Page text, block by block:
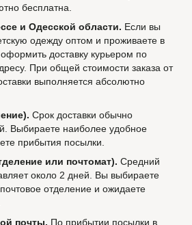
бесплатна.
и Одесской области. Если вы
одежду оптом и проживаете в
доставку курьером по
При общей стоимости заказа от
выполняется абсолютно
Срок доставки обычно
Выбираете наиболее удобное
прибытия посылки.
или почтомат). Средний
около 2 дней. Вы выбираете
отделение и ожидаете
почты. По прибытии посылки в